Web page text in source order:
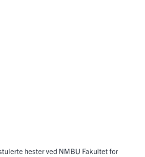
hester ved NMBU Fakultet for